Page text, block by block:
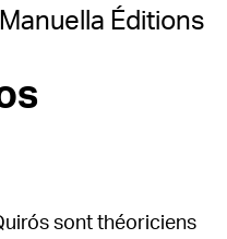
Manuella Éditions
sont théoriciens